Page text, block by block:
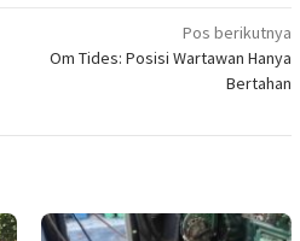
Pos berikutnya
Om Tides: Posisi Wartawan Hanya
Bertahan